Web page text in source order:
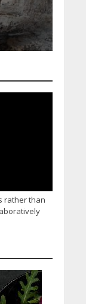
rather than